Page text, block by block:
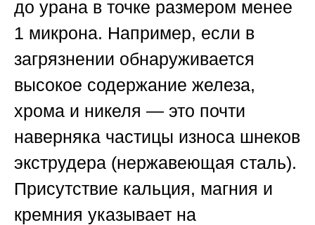
до урана в точке размером менее
1 микрона. Например, если в
загрязнении обнаруживается
высокое содержание железа,
хрома и никеля — это почти
наверняка частицы износа шнеков
экструдера (нержавеющая сталь).
Присутствие кальция, магния и
кремния указывает на